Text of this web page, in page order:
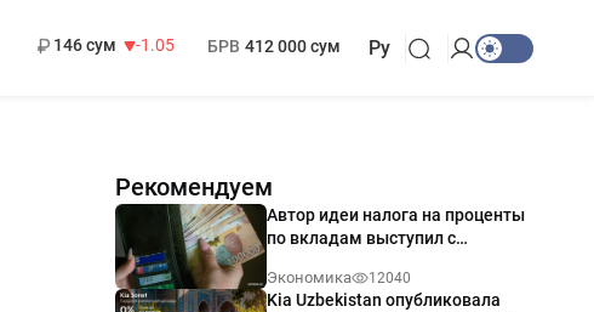
146 сум
-1.05
БРВ 412 000 сум Ру
Рекомендуем
Автор идеи налога на проценты
по вкладам выступил с
Экономика 12040
Kia Uzbekistan опубликовала